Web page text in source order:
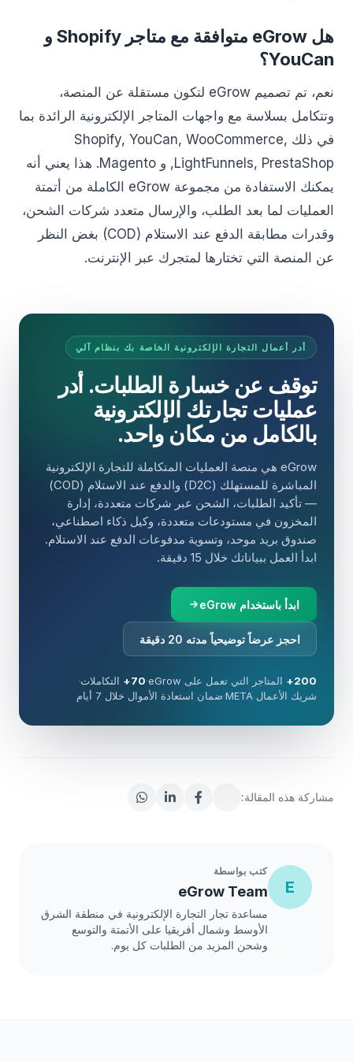
هل eGrow متوافقة مع متاجر Shopify و
YouCan؟
نعم، تم تصميم eGrow لتكون مستقلة عن المنصة،
وتتكامل بسلاسة مع واجهات المتاجر الإلكترونية الرائدة بما
في ذلك Shopify, YouCan, WooCommerce,
LightFunnels, PrestaShop, و Magento. هذا يعني أنه
يمكنك الاستفادة من مجموعة eGrow الكاملة من أتمتة
العمليات لما بعد الطلب، والإرسال متعدد شركات الشحن،
وقدرات مطابقة الدفع عند الاستلام (COD) بغض النظر
عن المنصة التي تختارها لمتجرك عبر الإنترنت.
أدر أعمال التجارة الإلكترونية الخاصة بك بنظام آلي
توقف عن خسارة الطلبات. أدر
عمليات تجارتك الإلكترونية
بالكامل من مكان واحد.
eGrow هي منصة العمليات المتكاملة للتجارة الإلكترونية
المباشرة للمستهلك (D2C) والدفع عند الاستلام (COD)
— تأكيد الطلبات، الشحن عبر شركات متعددة، إدارة
المخزون في مستودعات متعددة، وكيل ذكاء اصطناعي،
صندوق بريد موحد، وتسوية مدفوعات الدفع عند الاستلام.
ابدأ العمل ببياناتك خلال 15 دقيقة.
ابدأ باستخدام eGrow
احجز عرضاً توضيحياً مدته 20 دقيقة
200+ المتاجر التي تعمل على eGrow ·
70+ التكاملات·
شريك الأعمال META
·ضمان استعادة الأموال خلال 7 أيام
مشاركة هذه المقالة:
E
كتب بواسطة
eGrow Team
مساعدة تجار التجارة الإلكترونية في منطقة الشرق
الأوسط وشمال أفريقيا على الأتمتة والتوسع
وشحن المزيد من الطلبات كل يوم.